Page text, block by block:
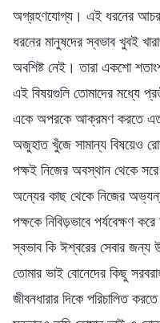
অগ্রহণযোগ্য। এই ধরনের
ধরনের মানুষদের স্বভাব খুবই
অবশিষ্ট নেই। তারা একশো
এই বিষয়গুলি তোমাদের মধ্যে
একে অপরকে আক্রমণ করতে
অজুহাত খুঁজে সামান্য বিষয়েও
পক্ষই নিজের অবস্থান থেকে
অন্যের কাছ থেকে নিজের
পক্ষকে নিবিড়ভাবে পর্যবেক্ষণ
স্বভাব কি ঈশ্বরের সেবার
তোমার ভাই বোনেদের কিছু
জীবনধারার দিকে পরিচালিত